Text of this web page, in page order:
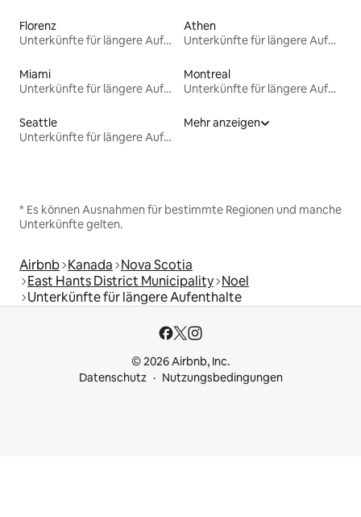
Florenz
Unterkünfte für längere Aufenthalte
Athen
Unterkünfte für längere Aufenthalte
Miami
Unterkünfte für längere Aufenthalte
Montreal
Unterkünfte für längere Aufenthalte
Seattle
Unterkünfte für längere Aufenthalte
Mehr anzeigen
* Es können Ausnahmen für bestimmte Regionen und manche
Unterkünfte gelten.
Airbnb Kanada Nova Scotia
East Hants District Municipality Noel
Unterkünfte für längere Aufenthalte
© 2026 Airbnb, Inc.
Datenschutz
Nutzungsbedingungen